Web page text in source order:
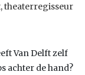
theaterregisseur
Van Delft zelf
achter de hand?